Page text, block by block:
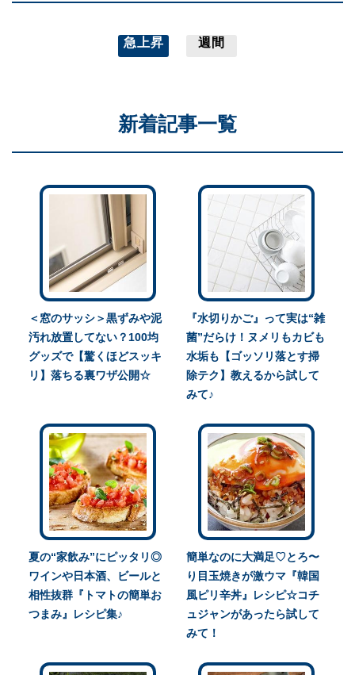
急上昇 週間
新着記事一覧
＜窓のサッシ＞黒ずみや泥
汚れ放置してない？100均
グッズで【驚くほどスッキ
リ】落ちる裏ワザ公開☆
『水切りかご』って実は“雑
菌”だらけ！ヌメリもカビも
水垢も【ゴッソリ落とす掃
除テク】教えるから試して
みて♪
夏の“家飲み”にピッタリ◎
ワインや日本酒、ビールと
相性抜群『トマトの簡単お
つまみ』レシピ集♪
簡単なのに大満足♡とろ〜
り目玉焼きが激ウマ『韓国
風ピリ辛丼』レシピ☆コチ
ュジャンがあったら試して
みて！